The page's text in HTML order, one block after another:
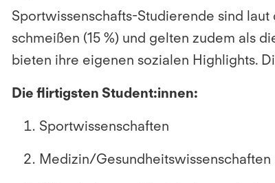
Sportwissenschafts-Studierende sind
schmeißen (15 %) und gelten zudem als
bieten ihre eigenen sozialen Highlights.
Die flirtigsten Student:innen:
Sportwissenschaften
Medizin/Gesundheitswissenschaften